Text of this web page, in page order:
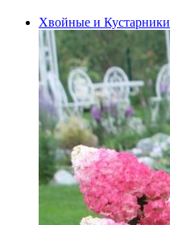
Хвойные и Кустарники